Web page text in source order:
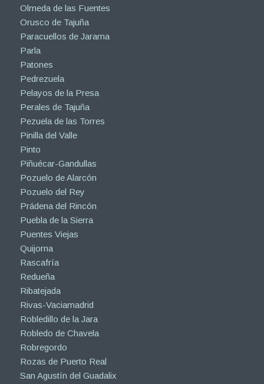
Olmeda de las Fuentes
Orusco de Tajuña
Paracuellos de Jarama
Parla
Patones
Pedrezuela
Pelayos de la Presa
Perales de Tajuña
Pezuela de las Torres
Pinilla del Valle
Pinto
Piñuécar-Gandullas
Pozuelo de Alarcón
Pozuelo del Rey
Prádena del Rincón
Puebla de la Sierra
Puentes Viejas
Quijorna
Rascafría
Redueña
Ribatejada
Rivas-Vaciamadrid
Robledillo de la Jara
Robledo de Chavela
Robregordo
Rozas de Puerto Real
San Agustín del Guadalix